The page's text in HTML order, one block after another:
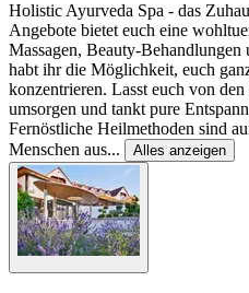
Holistic Ayurveda Spa - das
Angebote bietet euch eine
Massagen, Beauty-
habt ihr die Möglichkeit, euch
konzentrieren. Lasst euch von
umsorgen und tankt pure
Fernöstliche Heilmethoden sind
Menschen aus... Alles anzeigen